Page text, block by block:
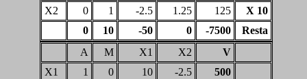
X2
0 1 -2.5 1.25 125
X 10
0
10 -50 0 -7500
Resta
A
M X1 X2
V
X1
1 0 10 -2.5
500